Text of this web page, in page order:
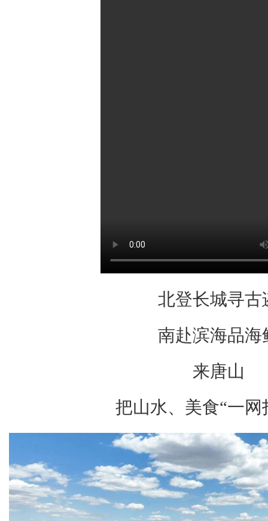
北登长城寻古
南赴滨海品海
来唐山
把山水、美食“一网